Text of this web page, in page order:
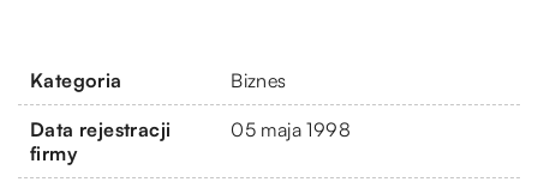
Kategoria Biznes
Data rejestracji
firmy
05 maja 1998